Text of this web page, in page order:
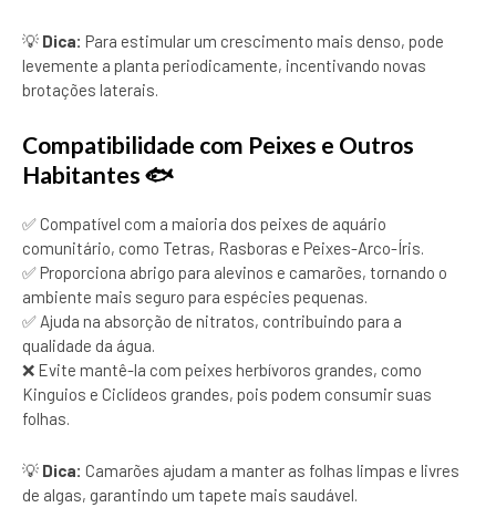
💡 Dica: Para estimular um crescimento mais denso, pode
levemente a planta periodicamente, incentivando novas
brotações laterais.
Compatibilidade com Peixes e Outros
Habitantes 🐟
✅ Compatível com a maioria dos peixes de aquário
comunitário, como Tetras, Rasboras e Peixes-Arco-Íris.
✅ Proporciona abrigo para alevinos e camarões, tornando o
ambiente mais seguro para espécies pequenas.
✅ Ajuda na absorção de nitratos, contribuindo para a
qualidade da água.
❌ Evite mantê-la com peixes herbívoros grandes, como
Kinguios e Ciclídeos grandes, pois podem consumir suas
folhas.
💡 Dica: Camarões ajudam a manter as folhas limpas e livres
de algas, garantindo um tapete mais saudável.